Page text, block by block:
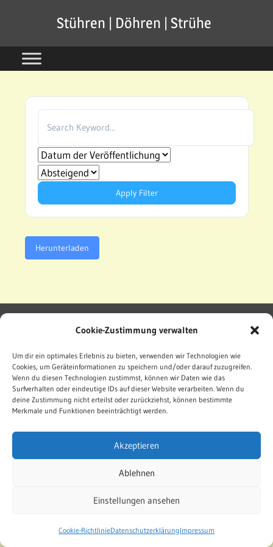
Cookie-Zustimmung verwalten
Um dir ein optimales Erlebnis zu bieten, verwenden wir Technologien wie
Cookies, um Geräteinformationen zu speichern und/oder darauf zuzugreifen.
Wenn du diesen Technologien zustimmst, können wir Daten wie das
Surfverhalten oder eindeutige IDs auf dieser Website verarbeiten. Wenn du
deine Zustimmung nicht erteilst oder zurückziehst, können bestimmte
Merkmale und Funktionen beeinträchtigt werden.
Akzeptieren
Ablehnen
Einstellungen ansehen
Cookie-RichtlinieDatenschutzerklärungImpressum
springen
Stühren | Döhren | Strühe
Apply Filter
Herunterladen